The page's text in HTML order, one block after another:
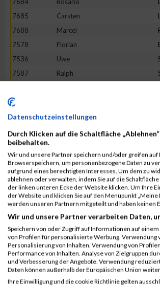
7685
Carsten
7688
Marcel
7578
Florian
7536
Uwe
7587
Ralph
7455
7468
Lena
7571
Michael
7493
7715
Marcel
7491
Bernhard
7678
Patrick
7623
Steven
7573
Peter
7716
Elvin
7568
Thomas
7527
Hugo
7616
Jannik
Datenschutzeinstellungen
Durch Klicken auf die Schaltfläche
beibehalten.
Wir und unsere Partner speichern und/oder greifen
Browserspeichern, um personenbezogene Daten zu
aufgrund eines berechtigten Interesses. Um dem zu
ablehnen oder verwalten, indem Sie auf die
der linken unteren Ecke der Website klicken. Um Ihre
der Website und klicken Sie auf den Menüpunkt
werden unseren Partnern mitgeteilt und haben keinen
Wir und unsere Partner verarbeiten Daten,
Speichern von oder Zugriff auf Informationen auf
von Profilen für personalisierte Werbung.
Personalisierung von Inhalten. Verwendung von
Performance von Inhalten. Analyse von Zielgruppen
und Verbesserung der Angebote. Verwendung
Daten können außerhalb der Europäischen Union
Ihre Einwilligung und die cookie Richtlinie gelten